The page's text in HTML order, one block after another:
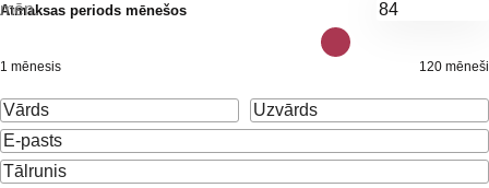
Atmaksas periods mēnešos
mēn.
1 mēnesis 120 mēneši